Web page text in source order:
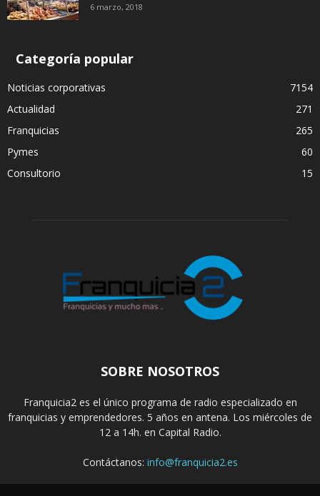
6 marzo, 2018
Categoría popular
Noticias corporativas
7154
Actualidad
271
Franquicias
265
Pymes
60
Consultorio
15
SOBRE NOSOTROS
Franquicia2 es el único programa de radio especializado en
franquicias y emprendedores. 5 años en antena. Los miércoles de
12 a 14h. en Capital Radio.
Contáctanos: info@franquicia2.es